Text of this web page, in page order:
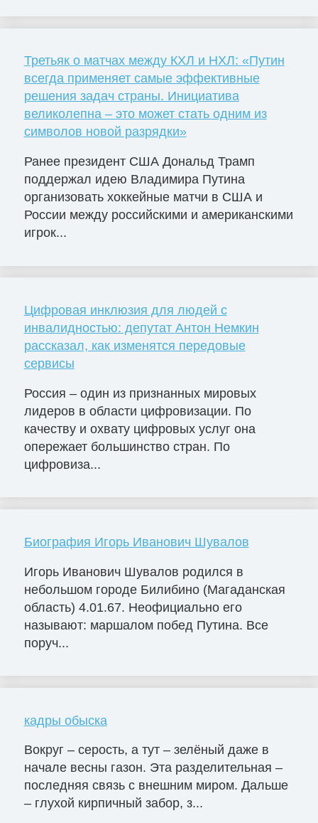
Третьяк о матчах между КХЛ и НХЛ: «Путин
всегда применяет самые эффективные
решения задач страны. Инициатива
великолепна – это может стать одним из
символов новой разрядки»
Ранее президент США Дональд Трамп
поддержал идею Владимира Путина
организовать хоккейные матчи в США и
России между российскими и американскими
игрок...
Цифровая инклюзия для людей с
инвалидностью: депутат Антон Немкин
рассказал, как изменятся передовые
сервисы
Россия – один из признанных мировых
лидеров в области цифровизации. По
качеству и охвату цифровых услуг она
опережает большинство стран. По
цифровиза...
Биография Игорь Иванович Шувалов
Игорь Иванович Шувалов родился в
небольшом городе Билибино (Магаданская
область) 4.01.67. Неофициально его
называют: маршалом побед Путина. Все
поруч...
кадры обыска
Вокруг – серость, а тут – зелёный даже в
начале весны газон. Эта разделительная –
последняя связь с внешним миром. Дальше
– глухой кирпичный забор, з...